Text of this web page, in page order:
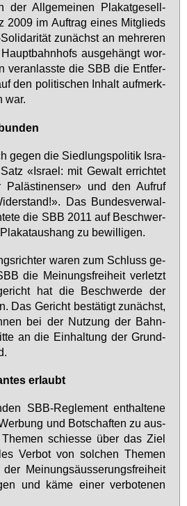
der All­ge­mei­nen Pla­kat­ge­sell­
2009 im Auf­trag ei­nes Mit­glieds
zu­nächst an meh­re­ren
aus­ge­hängt wor­
ver­an­lass­te die SBB die Ent­fer­
den po­li­ti­schen In­halt auf­merk­
war.
ge­gen die Sied­lungs­po­li­tik Is­ra­
«Is­ra­el: mit Ge­walt er­rich­tet
und den Auf­ruf
Das Bun­des­ver­wal­
die SBB 2011 auf Be­schwer­
zu be­wil­li­gen.
wa­ren zum Schluss ge­
die Mei­nungs­frei­heit ver­letzt
hat die Be­schwer­de der
Das Ge­richt be­stä­tigt zu­nächst,
bei der Nut­zung der Bahn­
an die Ein­hal­tung der Grund­
er­laubt
SBB-Re­gle­ment ent­hal­te­ne
und Bot­schaf­ten zu aus­
schies­se über das Ziel
Ver­bot von sol­chen The­men
Mei­nungs­äus­se­rungs­frei­heit
und kä­me ei­ner ver­bo­te­nen